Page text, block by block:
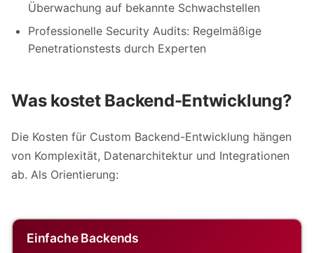
Überwachung auf bekannte Schwachstellen
Professionelle Security Audits: Regelmäßige
Penetrationstests durch Experten
Was kostet Backend-Entwicklung?
Die Kosten für Custom Backend-Entwicklung hängen
von Komplexität, Datenarchitektur und Integrationen
ab. Als Orientierung:
Einfache Backends